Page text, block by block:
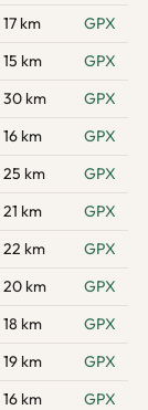
17 km
GPX
15 km
GPX
30 km
GPX
16 km
GPX
25 km
GPX
21 km
GPX
22 km
GPX
20 km
GPX
18 km
GPX
19 km
GPX
16 km
GPX